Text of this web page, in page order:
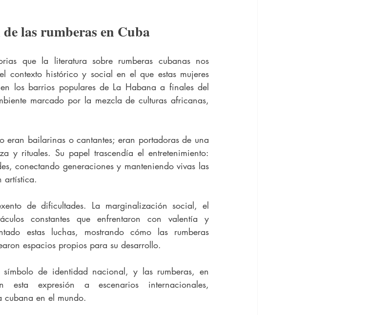
las rumberas en Cuba
que la literatura sobre rumberas cubanas nos
contexto histórico y social en el que estas mujeres
los barrios populares de La Habana a finales del
marcado por la mezcla de culturas africanas,
eran bailarinas o cantantes; eran portadoras de una
y rituales. Su papel trascendía el entretenimiento:
conectando generaciones y manteniendo vivas las
artística.
de dificultades. La marginalización social, el
constantes que enfrentaron con valentía y
estas luchas, mostrando cómo las rumberas
espacios propios para su desarrollo.
de identidad nacional, y las rumberas, en
esta expresión a escenarios internacionales,
cubana en el mundo.